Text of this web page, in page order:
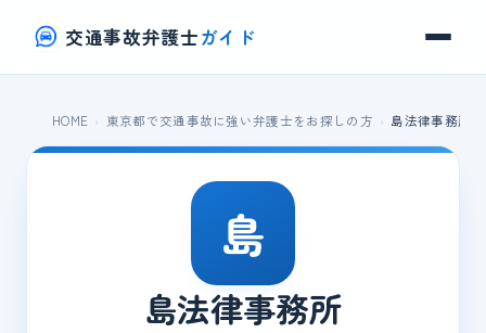
交通事故弁護士ガイド
HOME 東京都で交通事故に強い弁護士をお探しの方 島法律事務所
島
島法律事務所